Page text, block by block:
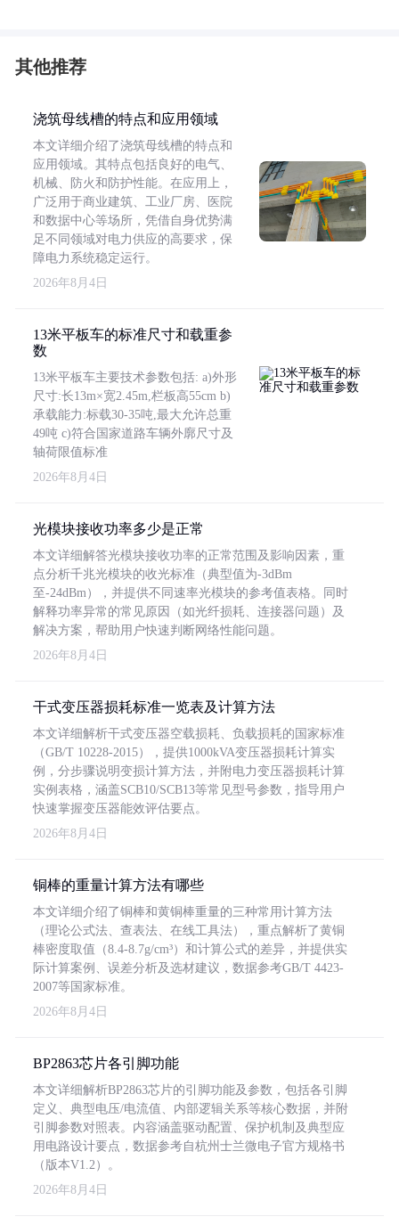
其他推荐
浇筑母线槽的特点和应用领域
本文详细介绍了浇筑母线槽的特点和
应用领域。其特点包括良好的电气、
机械、防火和防护性能。在应用上，
广泛用于商业建筑、工业厂房、医院
和数据中心等场所，凭借自身优势满
足不同领域对电力供应的高要求，保
障电力系统稳定运行。
2026年8月4日
13米平板车的标准尺寸和载重参
数
13米平板车主要技术参数包括: a)外形
尺寸:长13m×宽2.45m,栏板高55cm b)
承载能力:标载30-35吨,最大允许总重
49吨 c)符合国家道路车辆外廓尺寸及
轴荷限值标准
2026年8月4日
光模块接收功率多少是正常
本文详细解答光模块接收功率的正常范围及影响因素，重
点分析千兆光模块的收光标准（典型值为-3dBm
至-24dBm），并提供不同速率光模块的参考值表格。同时
解释功率异常的常见原因（如光纤损耗、连接器问题）及
解决方案，帮助用户快速判断网络性能问题。
2026年8月4日
干式变压器损耗标准一览表及计算方法
本文详细解析干式变压器空载损耗、负载损耗的国家标准
（GB/T 10228-2015），提供1000kVA变压器损耗计算实
例，分步骤说明变损计算方法，并附电力变压器损耗计算
实例表格，涵盖SCB10/SCB13等常见型号参数，指导用户
快速掌握变压器能效评估要点。
2026年8月4日
铜棒的重量计算方法有哪些
本文详细介绍了铜棒和黄铜棒重量的三种常用计算方法
（理论公式法、查表法、在线工具法），重点解析了黄铜
棒密度取值（8.4-8.7g/cm³）和计算公式的差异，并提供实
际计算案例、误差分析及选材建议，数据参考GB/T 4423-
2007等国家标准。
2026年8月4日
BP2863芯片各引脚功能
本文详细解析BP2863芯片的引脚功能及参数，包括各引脚
定义、典型电压/电流值、内部逻辑关系等核心数据，并附
引脚参数对照表。内容涵盖驱动配置、保护机制及典型应
用电路设计要点，数据参考自杭州士兰微电子官方规格书
（版本V1.2）。
2026年8月4日